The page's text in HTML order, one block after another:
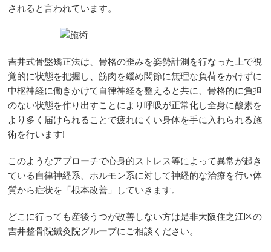
されると言われています。
吉井式骨盤矯正法は、骨格の歪みを姿勢計測を行なった上で視
覚的に状態を把握し、筋肉を緩め関節に無理な負荷をかけずに
中枢神経に働きかけて自律神経を整えると共に、骨格的に負担
のない状態を作り出すことにより呼吸が正常化し全身に酸素を
より多く届けられることで疲れにくい身体を手に入れられる施
術を行います!
このようなアプローチで心身的ストレス等によって異常が起き
ている自律神経系、ホルモン系に対して神経的な治療を行い体
質から症状を「根本改善」していきます。
どこに行っても産後うつが改善しない方は是非大阪住之江区の
吉井整骨院鍼灸院グループにご相談ください。